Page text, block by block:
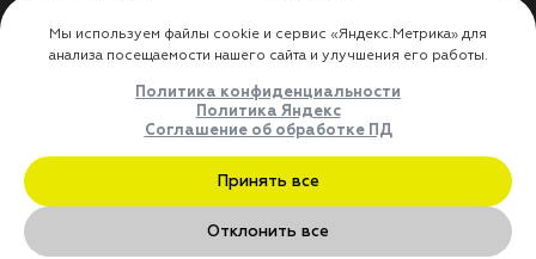
Использование
использования личных
Оферта
Доставка
Где купить
ДЛЯ ПАРТНЁРОВ
Преимущества